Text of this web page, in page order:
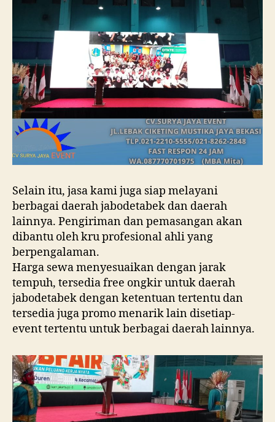
Selain itu, jasa kami juga siap melayani
berbagai daerah jabodetabek dan daerah
lainnya. Pengiriman dan pemasangan akan
dibantu oleh kru profesional ahli yang
berpengalaman.
Harga sewa menyesuaikan dengan jarak
tempuh, tersedia free ongkir untuk daerah
jabodetabek dengan ketentuan tertentu dan
tersedia juga promo menarik lain disetiap-
event tertentu untuk berbagai daerah lainnya.